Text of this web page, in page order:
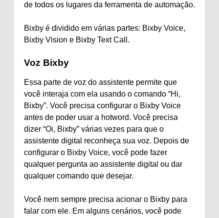
de todos os lugares da ferramenta de automação.
Bixby é dividido em várias partes: Bixby Voice,
Bixby Vision e Bixby Text Call.
Voz Bixby
Essa parte de voz do assistente permite que
você interaja com ela usando o comando “Hi,
Bixby”. Você precisa configurar o Bixby Voice
antes de poder usar a hotword. Você precisa
dizer “Oi, Bixby” várias vezes para que o
assistente digital reconheça sua voz. Depois de
configurar o Bixby Voice, você pode fazer
qualquer pergunta ao assistente digital ou dar
qualquer comando que desejar.
Você nem sempre precisa acionar o Bixby para
falar com ele. Em alguns cenários, você pode